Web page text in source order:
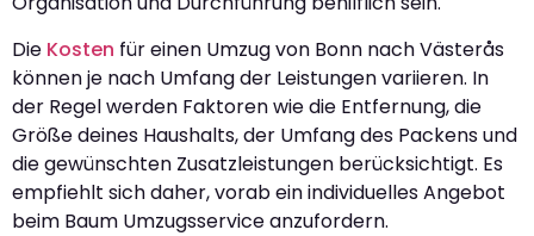
Die Kosten für einen Umzug von Bonn nach Västerås
können je nach Umfang der Leistungen variieren. In
der Regel werden Faktoren wie die Entfernung, die
Größe deines Haushalts, der Umfang des Packens und
die gewünschten Zusatzleistungen berücksichtigt. Es
empfiehlt sich daher, vorab ein individuelles Angebot
beim Baum Umzugsservice anzufordern.